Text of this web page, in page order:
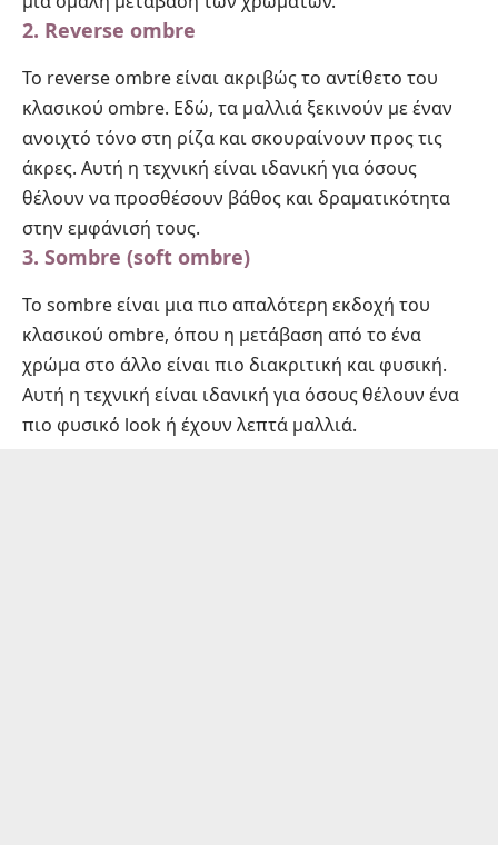
2. Reverse ombre
Το reverse ombre είναι ακριβώς το αντίθετο του
κλασικού ombre. Εδώ, τα μαλλιά ξεκινούν με έναν
ανοιχτό τόνο στη ρίζα και σκουραίνουν προς τις
άκρες. Αυτή η τεχνική είναι ιδανική για όσους
θέλουν να προσθέσουν βάθος και δραματικότητα
στην εμφάνισή τους.
3. Sombre (soft ombre)
Το sombre είναι μια πιο απαλότερη εκδοχή του
κλασικού ombre, όπου η μετάβαση από το ένα
χρώμα στο άλλο είναι πιο διακριτική και φυσική.
Αυτή η τεχνική είναι ιδανική για όσους θέλουν ένα
πιο φυσικό look ή έχουν λεπτά μαλλιά.